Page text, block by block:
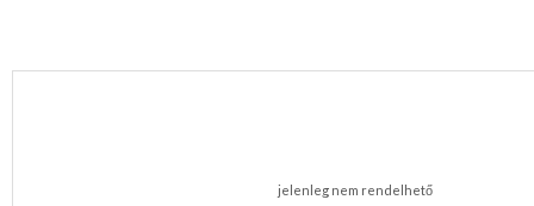
jelenleg nem rendelhető